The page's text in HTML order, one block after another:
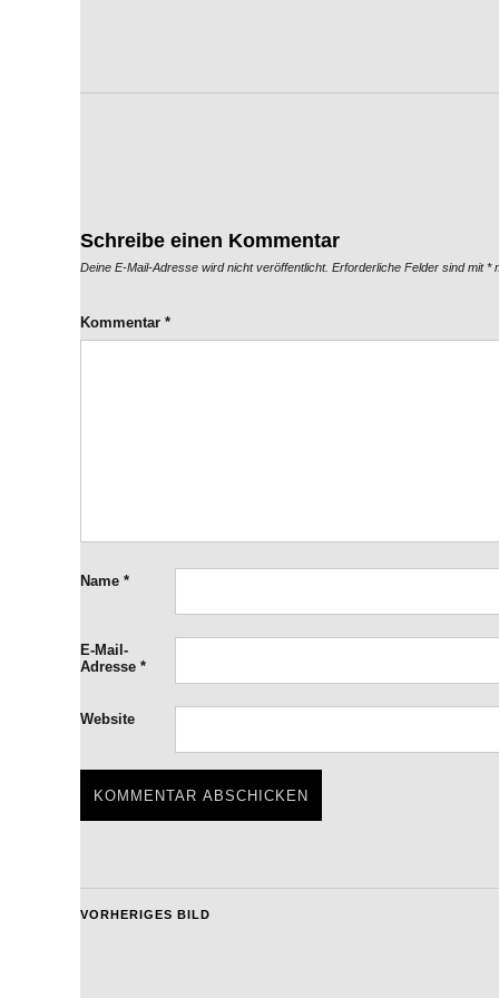
Schreibe einen Kommentar
Deine E-Mail-Adresse wird nicht veröffentlicht. Erforderliche Felder sind mit*
Kommentar *
Name *
E-Mail-
Adresse *
Website
VORHERIGES BILD